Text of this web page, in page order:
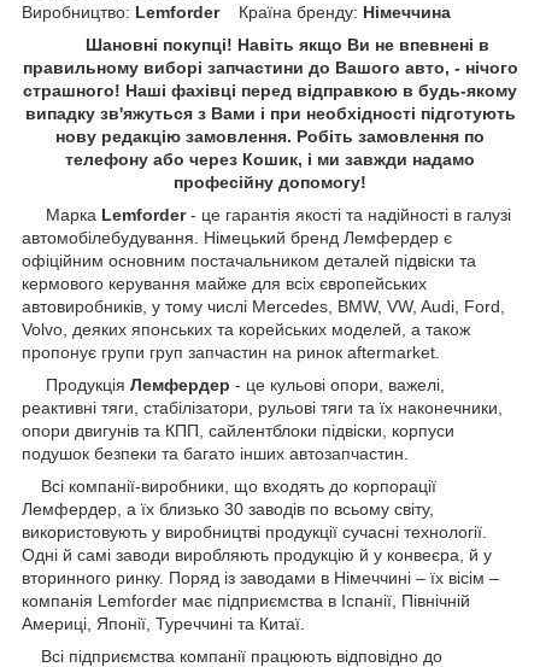
Виробництво: LemforderКраїна бренду: Німеччина
Шановні покупці! Навіть якщо Ви не впевнені в
правильному виборі запчастини до Вашого авто, - нічого
страшного! Наші фахівці перед відправкою в будь-якому
випадку зв'яжуться з Вами і при необхідності підготують
нову редакцію замовлення. Робіть замовлення по
телефону або через Кошик, і ми завжди надамо
професійну допомогу!
Марка Lemforder- це гарантія якості та надійності в галузі
автомобілебудування. Німецький бренд Лемфердер є
офіційним основним постачальником деталей підвіски та
кермового керування майже для всіх європейських
автовиробників, у тому числі Mercedes, BMW, VW, Audi, Ford,
Volvo, деяких японських та корейських моделей, а також
пропонує групи груп запчастин на ринок aftermarket.
Продукція Лемфердер - це кульові опори, важелі,
реактивні тяги, стабілізатори, рульові тяги та їх наконечники,
опори двигунів та КПП, сайлентблоки підвіски, корпуси
подушок безпеки та багато інших автозапчастин.
Всі компанії-виробники, що входять до корпорації
Лемфердер, а їх близько 30 заводів по всьому світу,
використовують у виробництві продукції сучасні технології.
Одні й самі заводи виробляють продукцію й у конвеєра, й у
вторинного ринку. Поряд із заводами в Німеччині – їх вісім –
компанія Lemforder має підприємства в Іспанії, Північній
Америці, Японії, Туреччині та Китаї.
Всі підприємства компанії працюють відповідно до